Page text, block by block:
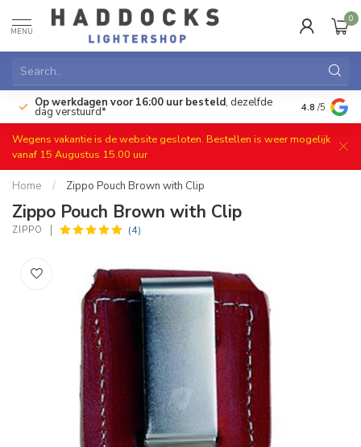
MENU
0
Op werkdagen voor 16:00 uur besteld, dezelfde
dag verstuurd* Gratis
4.8 /5
Wegens vakantie is de website gesloten. Bestellen is weer mogelijk
vanaf 15 Augustus 15.00 uur
Home / Zippo Pouch Brown with Clip
Zippo Pouch Brown with Clip
ZIPPO (4)